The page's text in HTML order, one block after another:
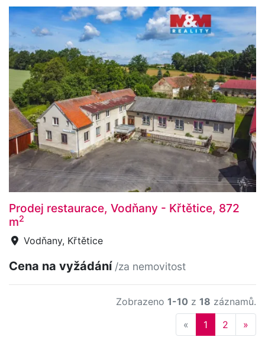
Prodej restaurace, Vodňany - Křtětice, 872
m2
Vodňany, Křtětice
Cena na vyžádání /za nemovitost
Zobrazeno 1-10 z 18 záznamů.
« Previous
1 2 »